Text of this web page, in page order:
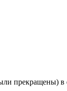
прекращены) в